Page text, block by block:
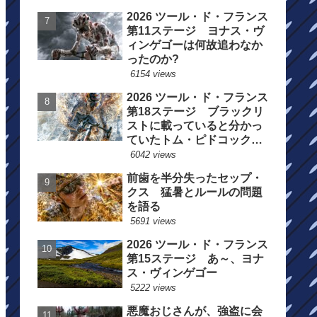
2026 ツール・ド・フランス
第11ステージ ヨナス・ヴ
ィンゲゴーは何故追わなか
ったのか?
6154 views
2026 ツール・ド・フランス
第18ステージ ブラックリ
ストに載っていると分かっ
ていたトム・ピドコックは
総合順位死守に
6042 views
前歯を半分失ったセップ・
クス 猛暑とルールの問題
を語る
5691 views
2026 ツール・ド・フランス
第15ステージ あ～、ヨナ
ス・ヴィンゲゴー
5222 views
悪魔おじさんが、強盗に会